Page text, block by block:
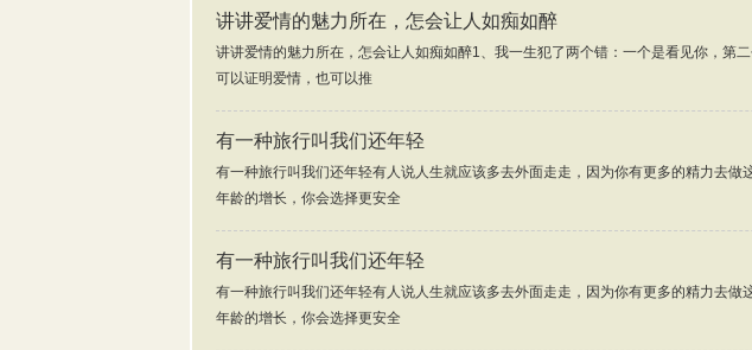
讲讲爱情的魅力所在，怎会让人如痴如醉
讲讲爱情的魅力所在，怎会让人如痴如醉1、我一生犯了两个错：一个是看见你，第
可以证明爱情，也可以推
有一种旅行叫我们还年轻
有一种旅行叫我们还年轻有人说人生就应该多去外面走走，因为你有更多的精力去做
年龄的增长，你会选择更安全
有一种旅行叫我们还年轻
有一种旅行叫我们还年轻有人说人生就应该多去外面走走，因为你有更多的精力去做
年龄的增长，你会选择更安全